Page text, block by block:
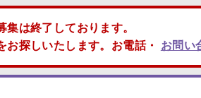
集は終了しております。
お探しいたします。お電話・ お問い